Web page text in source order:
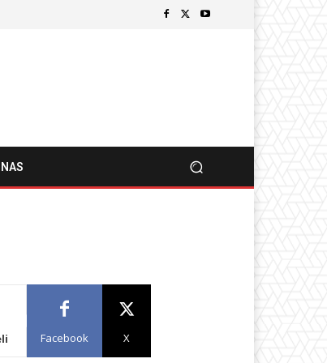
Facebook X